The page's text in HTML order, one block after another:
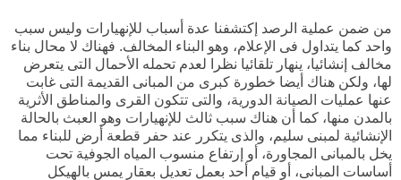
من ضمن عملية الرصد إكتشفنا عدة أسباب للإنهيارات وليس سبب
واحد كما يتداول فى الإعلام، وهو البناء المخالف. فهناك لا محال بناء
مخالف إنشائيا، ينهار تلقائيا نظرا لعدم تحمله الأحمال التى يتعرض
لها، ولكن هناك أيضا خطورة كبرى من المبانى القديمة التى غابت
عنها عمليات الصيانة الدورية، والتى تتكون القرى والمناطق الأثرية
بالمدن منها، كما أن هناك سبب ثالث للإنهيارات وهو العبث بالحالة
الإنشائية لمبنى سليم، والذى يتكرر عند حفر قطعة أرض للبناء مما
يخل بالمبانى المجاورة، أو إرتفاع منسوب المياه الجوفية تحت
أساسات المبانى، أو قيام أحد بعمل تعديل بعقار يمس بالهيكل